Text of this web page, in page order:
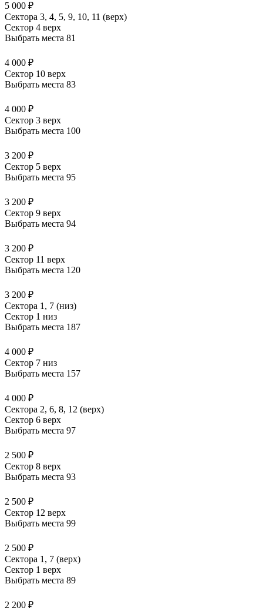
5 000 ₽
Сектора 3, 4, 5, 9, 10, 11 (верх)
Сектор 4 верх
Выбрать места 81
4 000 ₽
Сектор 10 верх
Выбрать места 83
4 000 ₽
Сектор 3 верх
Выбрать места 100
3 200 ₽
Сектор 5 верх
Выбрать места 95
3 200 ₽
Сектор 9 верх
Выбрать места 94
3 200 ₽
Сектор 11 верх
Выбрать места 120
3 200 ₽
Сектора 1, 7 (низ)
Сектор 1 низ
Выбрать места 187
4 000 ₽
Сектор 7 низ
Выбрать места 157
4 000 ₽
Сектора 2, 6, 8, 12 (верх)
Сектор 6 верх
Выбрать места 97
2 500 ₽
Сектор 8 верх
Выбрать места 93
2 500 ₽
Сектор 12 верх
Выбрать места 99
2 500 ₽
Сектора 1, 7 (верх)
Сектор 1 верх
Выбрать места 89
2 200 ₽